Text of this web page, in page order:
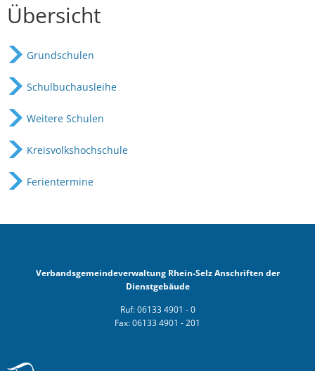
Übersicht
Grundschulen
Schulbuchausleihe
Weitere Schulen
Kreisvolkshochschule
Ferientermine
Verbandsgemeindeverwaltung Rhein-Selz Anschriften der
Dienstgebäude
Ruf: 06133 4901 - 0
Fax: 06133 4901 - 201